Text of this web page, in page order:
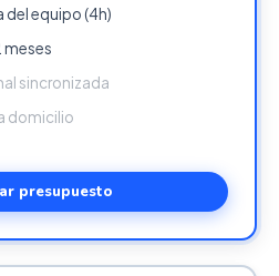
equipo (4h)
meses
sincronizada
domicilio
presupuesto